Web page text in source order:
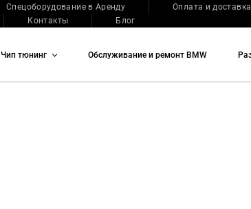
Спецоборудование в Аренду
Оплата и доставка
Контакты Блог
Чип тюнинг Обслуживание и ремонт BMW